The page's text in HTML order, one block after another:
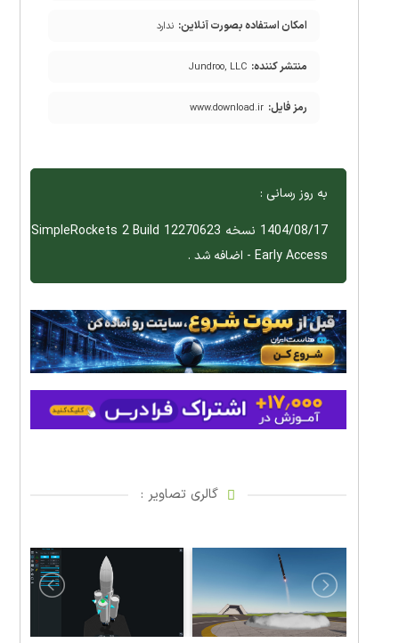
امکان استفاده بصورت آنلاین: ندارد
منتشر کننده: Jundroo, LLC
رمز فایل: www.download.ir
به روز رسانی :
1404/08/17 نسخه SimpleRockets 2 Build 12270623
- Early Access اضافه شد .
گالری تصاویر :